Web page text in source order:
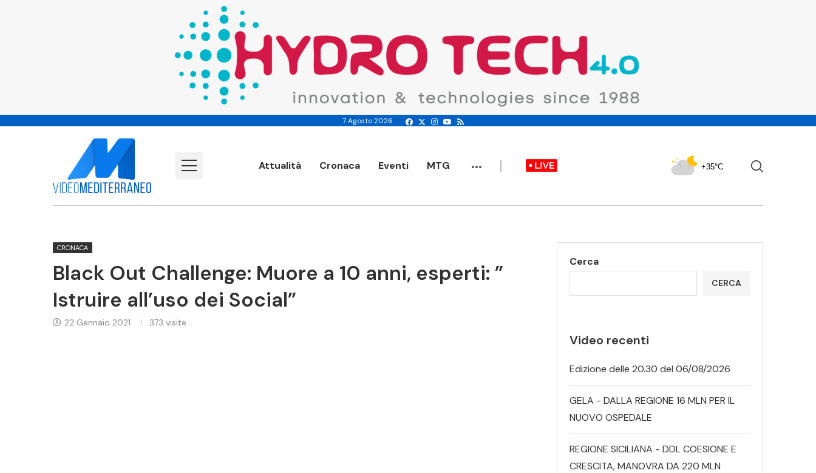
7 Agosto 2026
Attualità Cronaca Eventi MTG ... +35°C
CRONACA
Black Out Challenge: Muore a 10 anni, esperti: ”
Istruire all’uso dei Social”
22 Gennaio 2021 373 visite
Cerca
CERCA
Video recenti
Edizione delle 20.30 del 06/08/2026
GELA - DALLA REGIONE 16 MLN PER IL
NUOVO OSPEDALE
REGIONE SICILIANA - DDL COESIONE E
CRESCITA, MANOVRA DA 220 MLN